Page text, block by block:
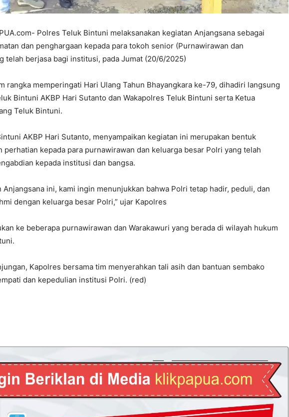
Polres Teluk Bintuni melaksanakan kegiatan Anjangsana sebagai
dan penghargaan kepada para tokoh senior (Purnawirawan dan
telah berjasa bagi institusi, pada Jumat (20/6/2025)
rangka memperingati Hari Ulang Tahun Bhayangkara ke-79, dihadiri langsung
Bintuni AKBP Hari Sutanto dan Wakapolres Teluk Bintuni serta Ketua
Teluk Bintuni.
AKBP Hari Sutanto, menyampaikan kegiatan ini merupakan bentuk
perhatian kepada para purnawirawan dan keluarga besar Polri yang telah
kepada institusi dan bangsa.
Anjangsana ini, kami ingin menunjukkan bahwa Polri tetap hadir, peduli, dan
dengan keluarga besar Polri,” ujar Kapolres
ke beberapa purnawirawan dan Warakawuri yang berada di wilayah hukum
Kapolres bersama tim menyerahkan tali asih dan bantuan sembako
dan kepedulian institusi Polri. (red)